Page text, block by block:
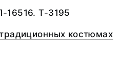
Т-3195
костюмах